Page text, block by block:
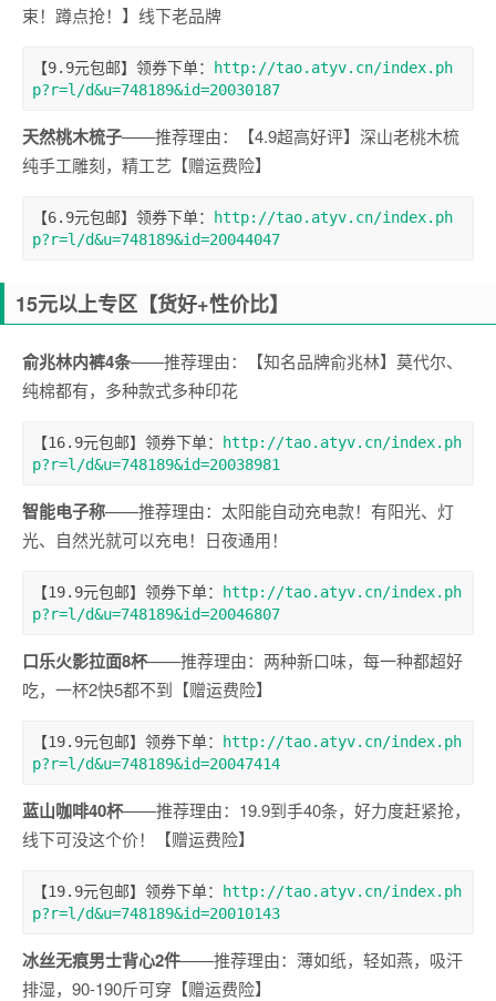
束！蹲点抢！】线下老品牌
【9.9元包邮】领券下单：
http://tao.atyv.cn/index.ph
p?r=l/d&u=748189&id=20030187
天然桃木梳子——推荐理由：【4.9超高好评】深山老桃木梳
纯手工雕刻，精工艺【赠运费险】
【6.9元包邮】领券下单：
http://tao.atyv.cn/index.ph
p?r=l/d&u=748189&id=20044047
15元以上专区 【货好+性价比】
俞兆林内裤4条——推荐理由：【知名品牌俞兆林】莫代尔、
纯棉都有，多种款式多种印花
【16.9元包邮】领券下单：
http://tao.atyv.cn/index.ph
p?r=l/d&u=748189&id=20038981
智能电子称——推荐理由：太阳能自动充电款！有阳光、灯
光、自然光就可以充电！日夜通用！
【19.9元包邮】领券下单：
http://tao.atyv.cn/index.ph
p?r=l/d&u=748189&id=20046807
口乐火影拉面8杯——推荐理由：两种新口味，每一种都超好
吃，一杯2快5都不到【赠运费险】
【19.9元包邮】领券下单：
http://tao.atyv.cn/index.ph
p?r=l/d&u=748189&id=20047414
蓝山咖啡40杯——推荐理由：19.9到手40条，好力度赶紧抢，
线下可没这个价！【赠运费险】
【19.9元包邮】领券下单：
http://tao.atyv.cn/index.ph
p?r=l/d&u=748189&id=20010143
冰丝无痕男士背心2件——推荐理由：薄如纸，轻如燕，吸汗
排湿，90-190斤可穿【赠运费险】